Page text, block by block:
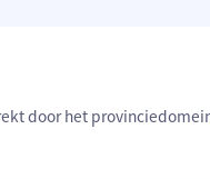
door het